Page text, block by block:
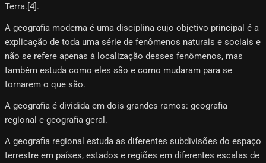
Terra.[4]​.
A geografia moderna é uma disciplina cujo objetivo principal é a
explicação de toda uma série de fenômenos naturais e sociais e
não se refere apenas à localização desses fenômenos, mas
também estuda como eles são e como mudaram para se
tornarem o que são.
A geografia é dividida em dois grandes ramos: geografia
regional e geografia geral.
A geografia regional estuda as diferentes subdivisões do espaço
terrestre em países, estados e regiões em diferentes escalas de